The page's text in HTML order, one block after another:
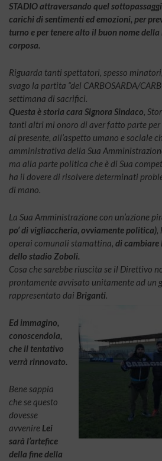
STADIO attraversando quel
carichi di sentimenti ed emozioni, per
turno e per tenere alto il buon nome
corposa.
Riguarda tanti spettatori, spesso
svago la partita “del CARBOSARDA/
settimana di sacrifici.
Questa è storia cara Signora Sindaco,
tanti altri mi onoro di aver fatto parte
al presente, all’aspetto umano e sociale
amministrativa della Sua
ma alla parte politica che è di Sua
ha il dovere di risolvere determinati
di mano.
La Sua Amministrazione con un’azione
po’ di vigliaccheria, ovviamente politica),
operai comunali stamattina, di cambiare
dello stadio Zoboli.
Cosa che sarebbe riuscita se il Direttivo
prontamente avvisato unitamente ad un
rappresentato dai Briganti.
Ed immagino,
conoscendola,
che il tentativo
verrà rinnovato.
Bene sappia
che se questo
dovesse
avvenire Lei
sarà l’artefice
della fine della